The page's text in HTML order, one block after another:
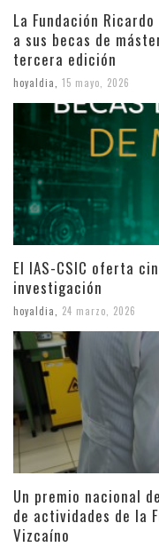
La Fundación
a sus becas de
tercera edición
hoyaldia 15 mayo, 2026
El IAS-CSIC oferta
investigación
hoyaldia 24 marzo, 2026
Un premio nacional
de actividades de la
Vizcaíno